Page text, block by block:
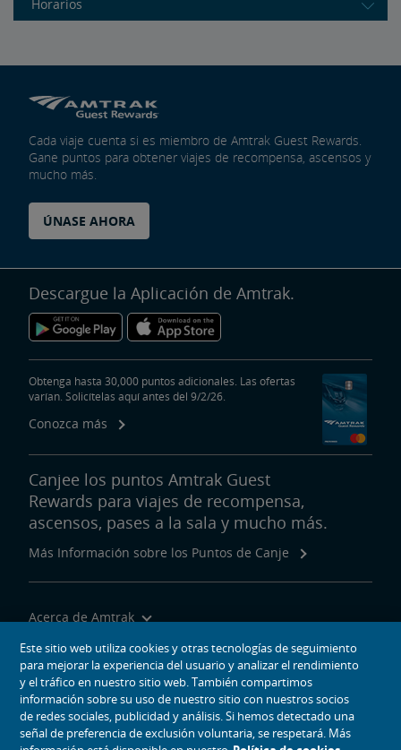
Horarios
Cada viaje cuenta si es miembro de Amtrak Guest Rewards.
Gane puntos para obtener viajes de recompensa, ascensos y
mucho más.
ÚNASE AHORA
Descargue la Aplicación de Amtrak.
Obtenga hasta 30,000 puntos adicionales. Las ofertas
varían. Solicítelas aquí antes del 9/2/26.
Conozca más
Canjee los puntos Amtrak Guest
Rewards para viajes de recompensa,
ascensos, pases a la sala y mucho más.
Más Información sobre los Puntos de Canje
Acerca de Amtrak
Viajar con Nosotros
Herramientas del Sitio
Este sitio web utiliza cookies y otras tecnologías de seguimiento
para mejorar la experiencia del usuario y analizar el rendimiento
y el tráfico en nuestro sitio web. También compartimos
información sobre su uso de nuestro sitio con nuestros socios
de redes sociales, publicidad y análisis. Si hemos detectado una
señal de preferencia de exclusión voluntaria, se respetará. Más